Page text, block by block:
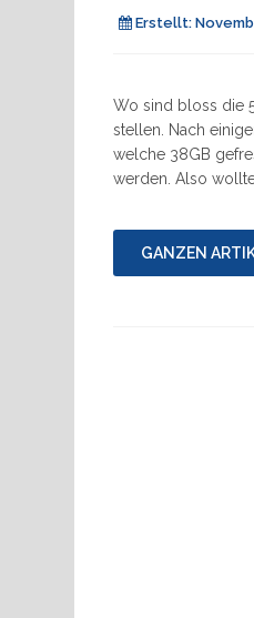
Erstellt:
Wo sind bloss die
stellen. Nach
welche 38GB
werden. Also
GANZEN